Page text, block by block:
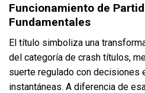
Funcionamiento de
Fundamentales
El título simboliza una
del categoría de crash títulos,
suerte regulado con decisiones
instantáneas. A diferencia de